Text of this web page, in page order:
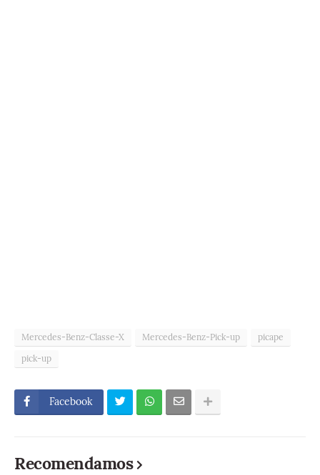
Mercedes-Benz-Classe-X Mercedes-Benz-Pick-up
picape
pick-up
Facebook
Recomendamos